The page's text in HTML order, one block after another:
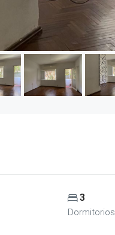
3
Dormitorios